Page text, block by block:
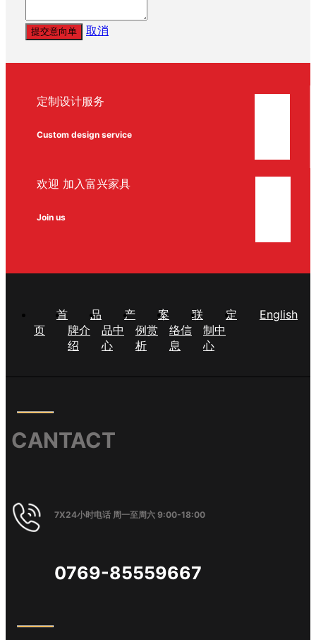
提交意向单 取消
定制设计服务
Custom design service
欢迎 加入富兴家具
Join us
首
页
品
牌介
绍
产
品中
心
案
例赏
析
联
络信
息
定
制中
心
English
CANTACT
7X24小时电话 周一至周六 9:00-18:00
0769-85559667